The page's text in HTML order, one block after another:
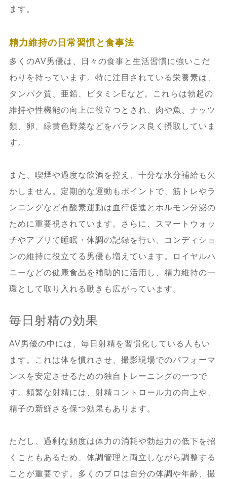
ます。
精力維持の日常習慣と食事法
多くのAV男優は、日々の食事と生活習慣に強いこだ
わりを持っています。特に注目されている栄養素は、
タンパク質、亜鉛、ビタミンEなど。これらは勃起の
維持や性機能の向上に役立つとされ、肉や魚、ナッツ
類、卵、緑黄色野菜などをバランス良く摂取していま
す。
また、喫煙や過度な飲酒を控え、十分な水分補給も欠
かしません。定期的な運動もポイントで、筋トレやラ
ンニングなど有酸素運動は血行促進とホルモン分泌の
ために重要視されています。さらに、スマートウォッ
チやアプリで睡眠・体調の記録を行い、コンディショ
ンの維持に役立てる男優も増えています。ロイヤルハ
ニーなどの健康食品を補助的に活用し、精力維持の一
環として取り入れる動きも広がっています。
毎日射精の効果
AV男優の中には、毎日射精を習慣化している人もい
ます。これは体を慣れさせ、撮影現場でのパフォーマ
ンスを安定させるための独自トレーニングの一つで
す。頻繁な射精には、射精コントロール力の向上や、
精子の新鮮さを保つ効果もあります。
ただし、過剰な頻度は体力の消耗や勃起力の低下を招
くこともあるため、体調管理と両立しながら調整する
ことが重要です。多くのプロは自分の体調や年齢、撮